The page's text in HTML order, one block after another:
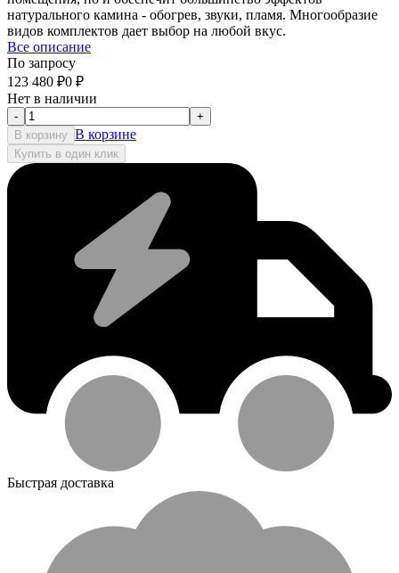
натурального камина - обогрев, звуки, пламя. Многообразие
видов комплектов дает выбор на любой вкус.
Все описание
По запросу
123 480 ₽0 ₽
Нет в наличии
-
+
В корзину В корзине
Купить в один клик
Быстрая доставка